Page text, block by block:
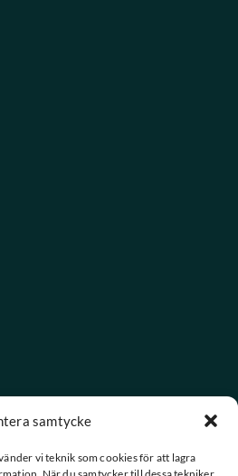
samtycke
vi teknik som cookies för att lagra